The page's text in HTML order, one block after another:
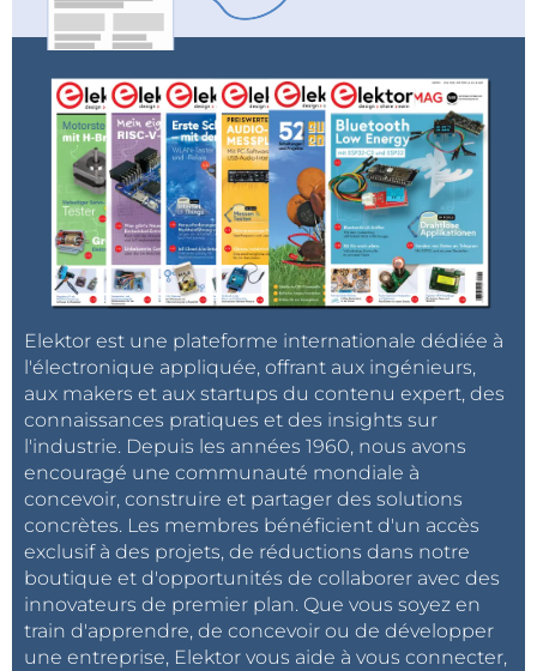
Elektor est une plateforme internationale dédiée à
l'électronique appliquée, offrant aux ingénieurs,
aux makers et aux startups du contenu expert, des
connaissances pratiques et des insights sur
l'industrie. Depuis les années 1960, nous avons
encouragé une communauté mondiale à
concevoir, construire et partager des solutions
concrètes. Les membres bénéficient d'un accès
exclusif à des projets, de réductions dans notre
boutique et d'opportunités de collaborer avec des
innovateurs de premier plan. Que vous soyez en
train d'apprendre, de concevoir ou de développer
une entreprise, Elektor vous aide à vous connecter,